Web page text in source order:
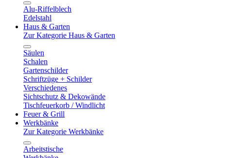
Alu-Riffelblech
Edelstahl
Haus & Garten
Zur Kategorie Haus & Garten
Säulen
Schalen
Gartenschilder
Schriftzüge + Schilder
Verschiedenes
Sichtschutz & Dekowände
Tischfeuerkorb / Windlicht
Feuer & Grill
Werkbänke
Zur Kategorie Werkbänke
Arbeitstische